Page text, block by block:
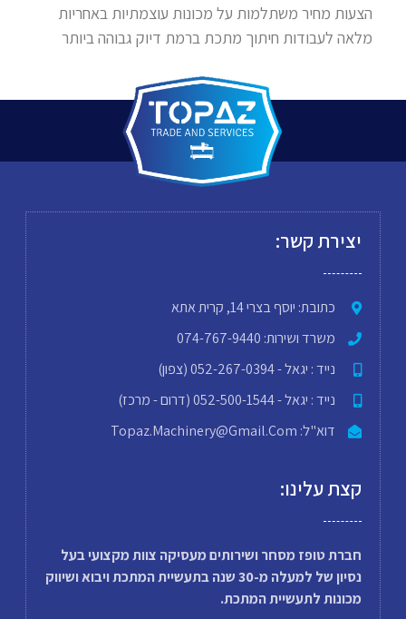
הצעות מחיר משתלמות על מכונות עוצמתיות באחריות
מלאה לעבודות חיתוך מתכת ברמת דיוק גבוהה ביותר
יצירת קשר:
כתובת: יוסף בצרי 14, קרית אתא
משרד ושירות: 074-767-9440
נייד : יגאל - 052-267-0394 (צפון)
נייד : יגאל - 052-500-1544 (דרום - מרכז)
דוא"ל: Topaz.machinery@gmail.com
קצת עלינו:
חברת טופז מסחר ושירותים מעסיקה צוות מקצועי בעל
נסיון של למעלה מ-30 שנה בתעשיית המתכת ויבוא ושיווק
מכונות לתעשיית המתכת.